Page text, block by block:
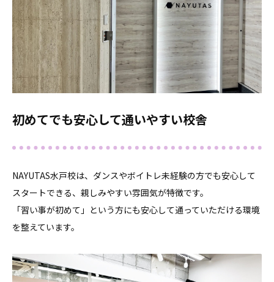
初めてでも安心して通いやすい校舎
NAYUTAS水戸校は、ダンスやボイトレ未経験の方でも安心して
スタートできる、親しみやすい雰囲気が特徴です。
「習い事が初めて」という方にも安心して通っていただける環境
を整えています。